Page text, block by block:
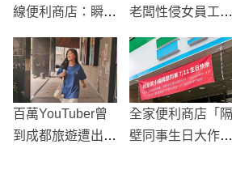
線便利商店：瞬間
變成「得來速」
老闆性侵女員工判
緩刑，師承房產達
人Zack惹爭議
百萬YouTuber曾
到成都旅遊遭出征
全家便利商店「隔
壁同事生日大作